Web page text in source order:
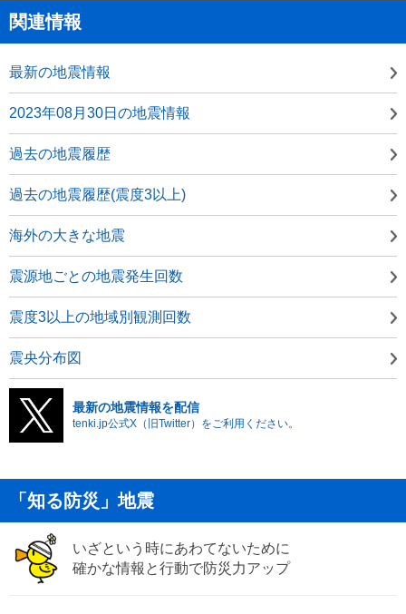
関連情報
最新の地震情報
2023年08月30日の地震情報
過去の地震履歴
過去の地震履歴(震度3以上)
海外の大きな地震
震源地ごとの地震発生回数
震度3以上の地域別観測回数
震央分布図
最新の地震情報を配信
tenki.jp公式X（旧Twitter）をご利用ください。
「知る防災」地震
いざという時にあわてないために
確かな情報と行動で防災力アップ